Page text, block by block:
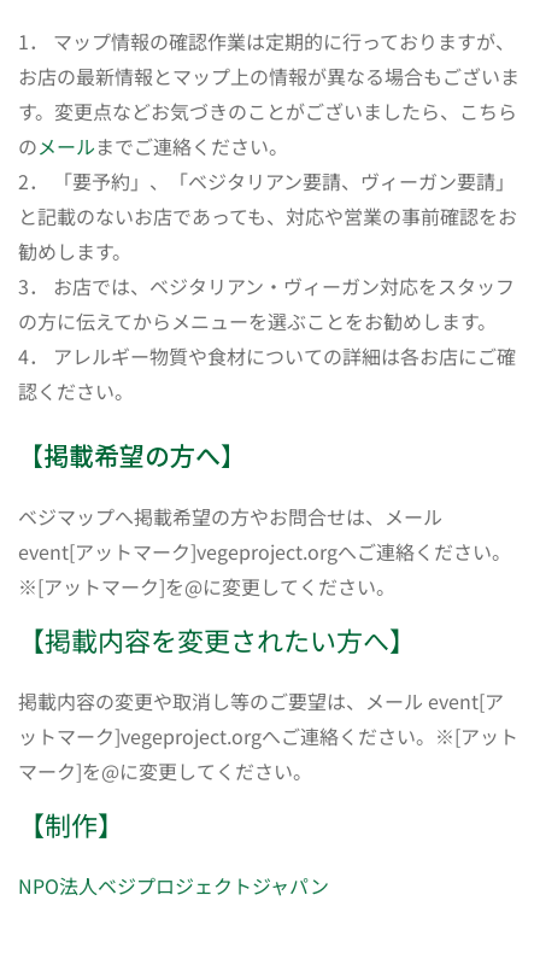
1． マップ情報の確認作業は定期的に行っておりますが、
お店の最新情報とマップ上の情報が異なる場合もございま
す。変更点などお気づきのことがございましたら、こちら
のメールまでご連絡ください。
2． 「要予約」、「ベジタリアン要請、ヴィーガン要請」
と記載のないお店であっても、対応や営業の事前確認をお
勧めします。
3． お店では、ベジタリアン・ヴィーガン対応をスタッフ
の方に伝えてからメニューを選ぶことをお勧めします。
4． アレルギー物質や食材についての詳細は各お店にご確
認ください。
【掲載希望の方へ】
ベジマップへ掲載希望の方やお問合せは、メール
event[アットマーク]vegeproject.orgへご連絡ください。
※[アットマーク]を@に変更してください。
【掲載内容を変更されたい方へ】
掲載内容の変更や取消し等のご要望は、メール event[ア
ットマーク]vegeproject.orgへご連絡ください。※[アット
マーク]を@に変更してください。
【制作】
NPO法人ベジプロジェクトジャパン